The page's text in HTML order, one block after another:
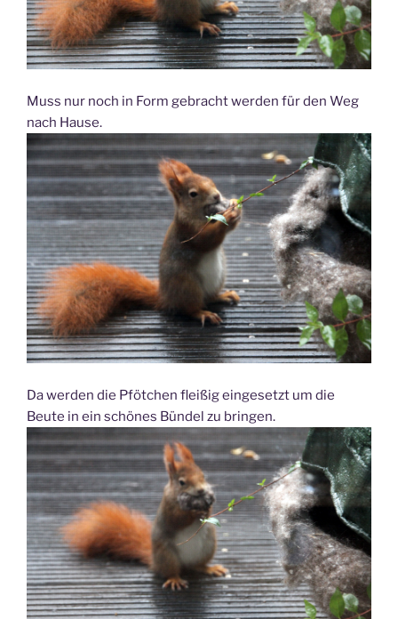
Muss nur noch in Form gebracht werden für den Weg
nach Hause.
Da werden die Pfötchen fleißig eingesetzt um die
Beute in ein schönes Bündel zu bringen.